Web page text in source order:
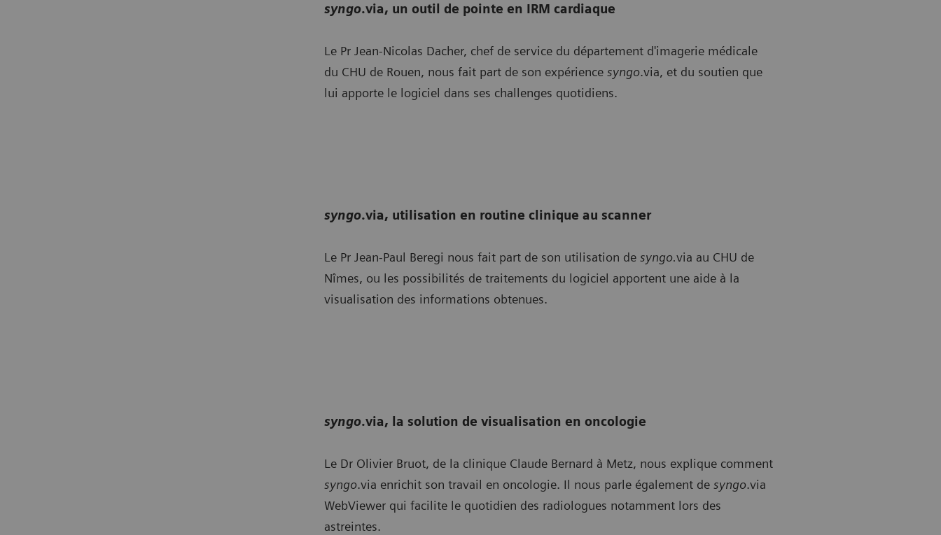
syngo.via, un outil de pointe en IRM cardiaque
Le Pr Jean-Nicolas Dacher, chef de service du département d'imagerie médicale
du CHU de Rouen, nous fait part de son expérience syngo.via, et du soutien que
lui apporte le logiciel dans ses challenges quotidiens.
syngo.via, utilisation en routine clinique au scanner
Le Pr Jean-Paul Beregi nous fait part de son utilisation de syngo.via au CHU de
Nîmes, ou les possibilités de traitements du logiciel apportent une aide à la
visualisation des informations obtenues.
syngo.via, la solution de visualisation en oncologie
Le Dr Olivier Bruot, de la clinique Claude Bernard à Metz, nous explique comment
syngo.via enrichit son travail en oncologie. Il nous parle également de syngo.via
WebViewer qui facilite le quotidien des radiologues notamment lors des
astreintes.